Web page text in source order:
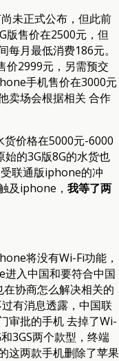
未正式公布，但此前
版售价在2500元，但
月最低消费186元。
价2999元，另需预交
手机售价在3000元
卖场会根据相关 合作
货价格在5000元-6000
的3G版8G的水货也
联通版iphone的冲
及iphone， 我等了两
将没有Wi-Fi功能，
入中国和要符合中国
协商怎么解决相关的
有消息透露，中国联
审批的手机 去掉了Wi-
3GS两个款型，终端
这两款手机删除了苹果